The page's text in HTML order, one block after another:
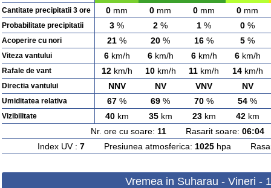
Cantitate precipitatii 3 ore 0 mm 0 mm 0 mm 0 mm
Probabilitate precipitatii 3 % 2 % 1 % 0 %
Acoperire cu nori 21 % 20 % 16 % 5 %
Viteza vantului 6km/h 6km/h 6km/h 6km/h
Rafale de vant 12km/h 10km/h 11 km/h 14km/h
Directia vantului NNV NV VNV NV
Umiditatea relativa 67 % 69 % 70 % 54 %
Vizibilitate 40km 35km 23km 42km
Nr. ore cu soare: 11 Rasarit soare: 06:04
Index UV : 7Presiunea atmosferica: 1025hpa
Vremea in Suharau - Vineri -